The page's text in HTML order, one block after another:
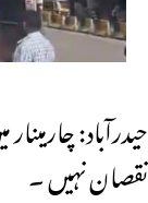
حیدرآباد:
نقصان نہیں ۔